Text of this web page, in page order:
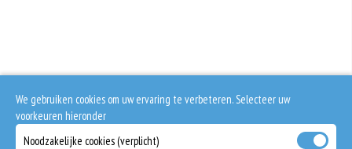
We gebruiken cookies om uw ervaring te verbeteren. Selecteer uw
voorkeuren hieronder
Noodzakelijke cookies (verplicht)